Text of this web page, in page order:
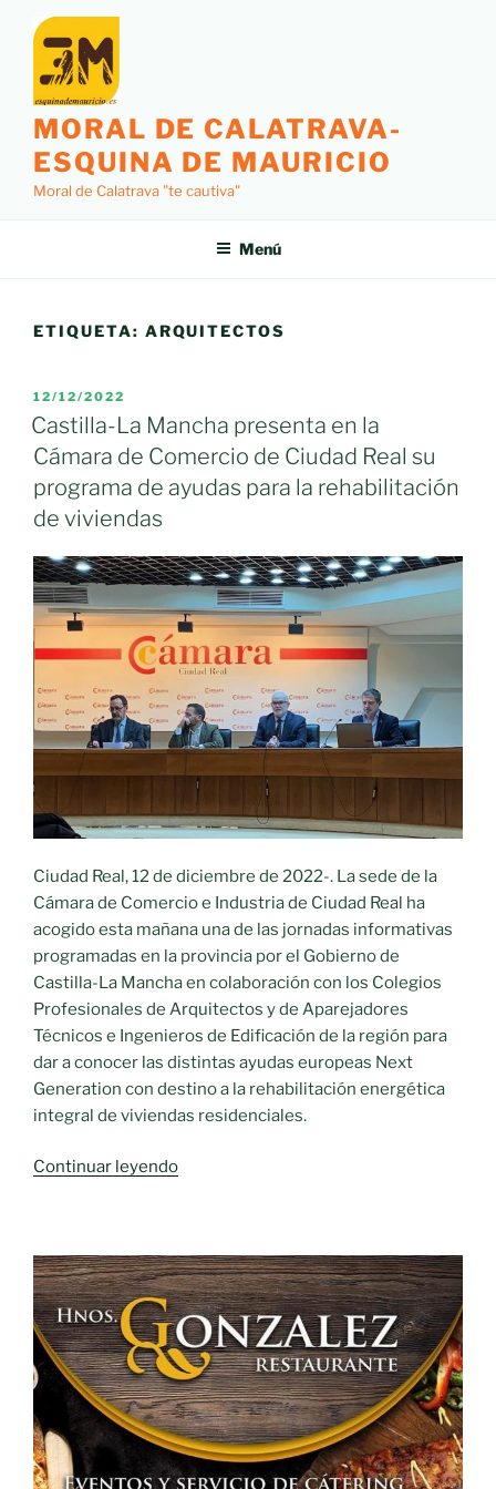
contenido
MORAL DE CALATRAVA-
ESQUINA DE MAURICIO
Moral de Calatrava "te cautiva"
Menú
ETIQUETA: ARQUITECTOS
PUBLICADO
EL
12/12/2022
Castilla-La Mancha presenta en la
Cámara de Comercio de Ciudad Real su
programa de ayudas para la rehabilitación
de viviendas
Ciudad Real, 12 de diciembre de 2022-. La sede de la
Cámara de Comercio e Industria de Ciudad Real ha
acogido esta mañana una de las jornadas informativas
programadas en la provincia por el Gobierno de
Castilla-La Mancha en colaboración con los Colegios
Profesionales de Arquitectos y de Aparejadores
Técnicos e Ingenieros de Edificación de la región para
dar a conocer las distintas ayudas europeas Next
Generation con destino a la rehabilitación energética
integral de viviendas residenciales.
Continuar leyendo«Castilla-
en
la
Cámara
de
Comercio
de
Ciudad
Real
su